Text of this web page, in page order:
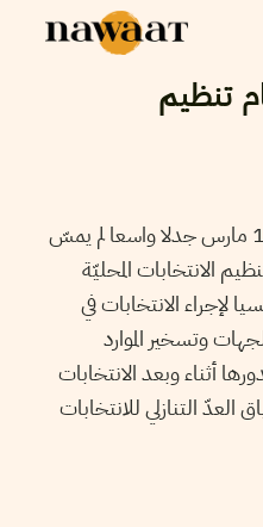
تنظيم
أثارت قرارات وزير العدل غازي الجريبي التي أعلن عنها يوم السبت 18 مارس جدلا واسعا لم يمسّ
الانتخابات المحليّة
لإجراء الانتخابات في
وتسخير الموارد
أثناء وبعد الانتخابات
التنازلي للانتخابات